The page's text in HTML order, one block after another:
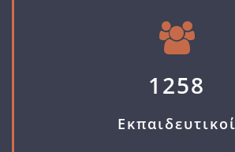
1258
Εκπαιδευτικοί